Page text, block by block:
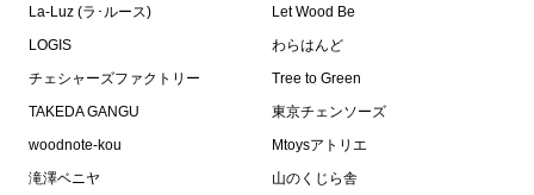
La-Luz (ラ･ルース)
Let Wood Be
LOGIS
わらはんど
チェシャーズファクトリー
Tree to Green
TAKEDA GANGU
東京チェンソーズ
woodnote-kou
Mtoysアトリエ
滝澤ベニヤ
山のくじら舎